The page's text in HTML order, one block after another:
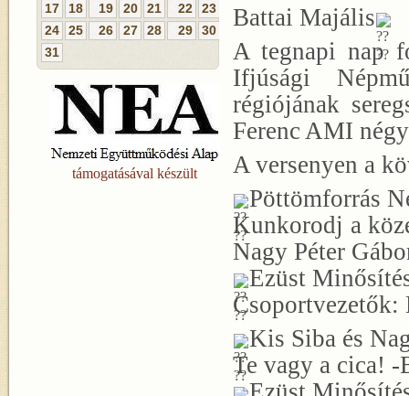
17
18 19 20 21 22
23
24
25 26 27 28 29
30
31
támogatásával készült
Battai Majális
A tegnapi nap
Ifjúsági
régiójának
Ferenc AMI
A versenyen a
Pöttömforrás
Kunkorodj a
Nagy Péter
Ezüst
Csoportvezetők:
Kis Siba és
Te vagy a cica!